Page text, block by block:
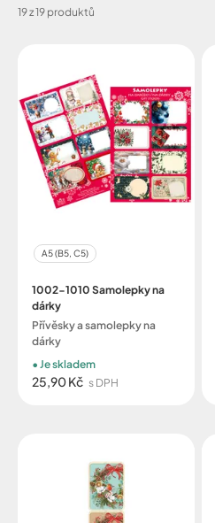
19 z 19 produktů
A5 (B5, C5)
1002-1010 Samolepky na
dárky
Přívěsky a samolepky na
dárky
25,90 Kč s DPH
Je skladem